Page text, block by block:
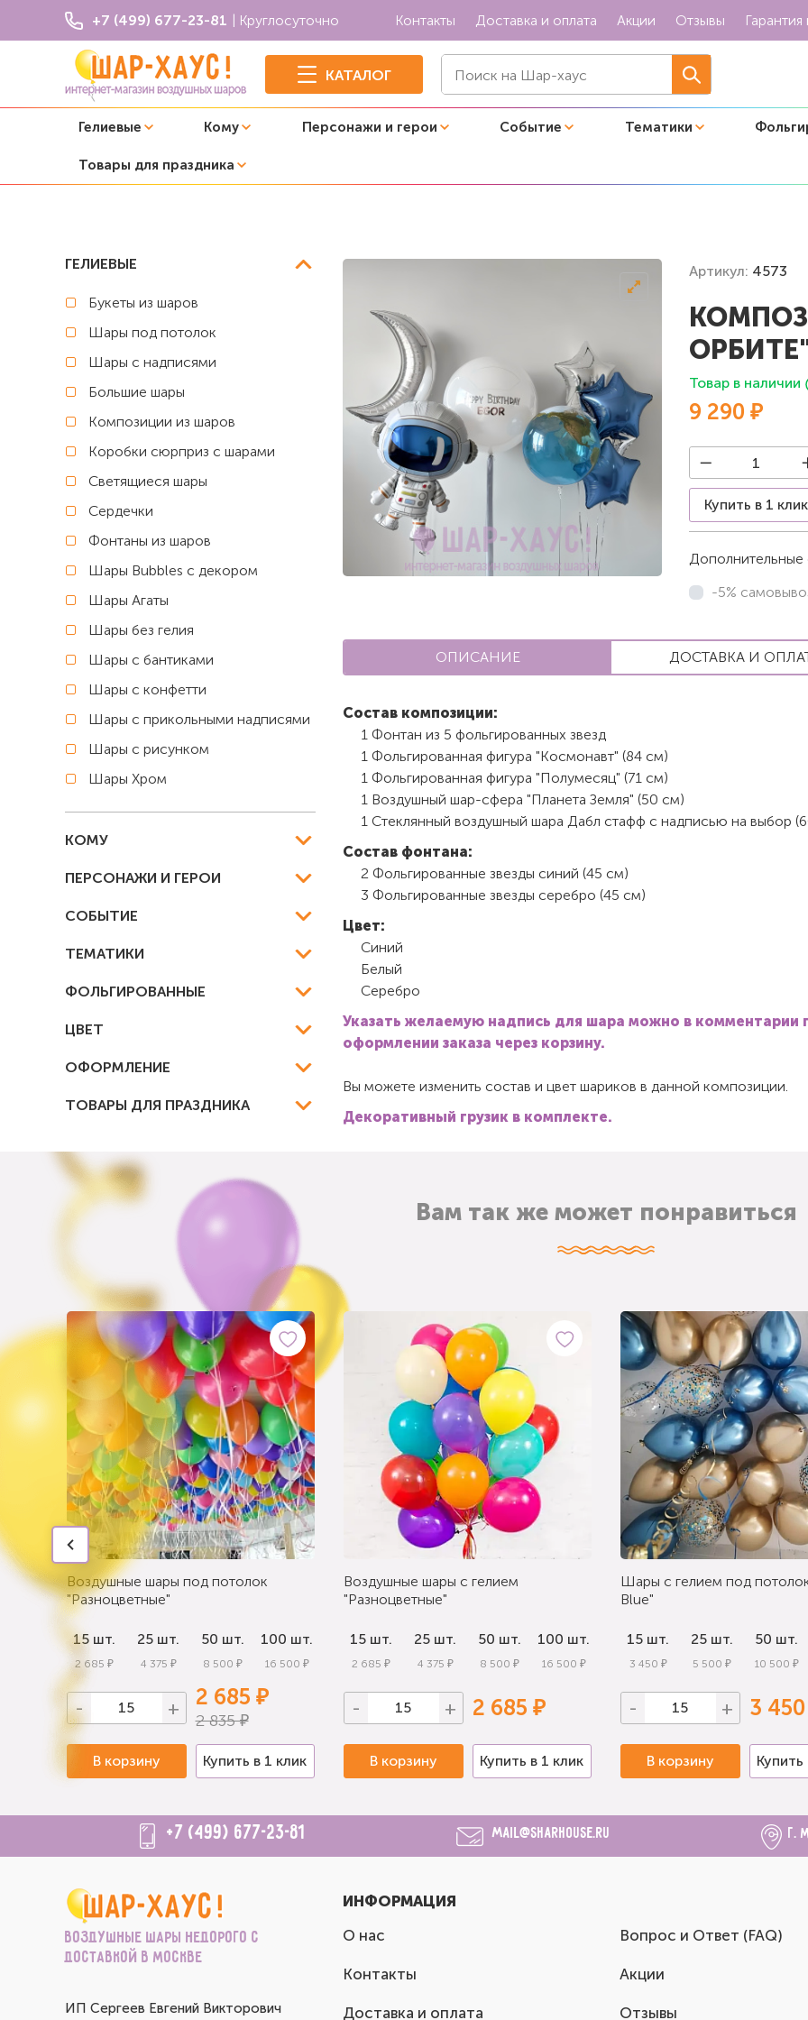
+7 (499) 677-23-81 | Круглосуточно Контакты Доставка и оплата Акции Отзывы
КАТАЛОГ
Гелиевые Кому Персонажи и герои Событие Тематики
Товары для праздника
Космос Композиция из шаров "На орбите"
ГЕЛИЕВЫЕ
Букеты из шаров
Шары под потолок
Шары с надписями
Большие шары
Композиции из шаров
Коробки сюрприз с шарами
Светящиеся шары
Сердечки
Фонтаны из шаров
Шары Bubbles с декором
Шары Агаты
Шары без гелия
Шары с бантиками
Шары с конфетти
Шары с прикольными надписями
Шары с рисунком
Шары Хром
КОМУ
ПЕРСОНАЖИ И ГЕРОИ
СОБЫТИЕ
ТЕМАТИКИ
ФОЛЬГИРОВАННЫЕ
ЦВЕТ
ОФОРМЛЕНИЕ
ТОВАРЫ ДЛЯ ПРАЗДНИКА
Артикул: 4573
Товар в наличии
9 290 ₽
Купить в 1 клик
Дополнительные
-5%
ОПИСАНИЕ ДОСТАВКА И
Состав композиции:
1 Фонтан из 5 фольгированных звезд
1 Фольгированная фигура "Космонавт" (84 см)
1 Фольгированная фигура "Полумесяц" (71 см)
1 Воздушный шар-сфера "Планета Земля" (50 см)
1 Стеклянный воздушный шара Дабл стафф с надписью на выбор
Состав фонтана:
2 Фольгированные звезды синий (45 см)
3 Фольгированные звезды серебро (45 см)
Цвет:
Синий
Белый
Серебро
Указать желаемую надпись для шара можно в комментарии
оформлении заказа через корзину.
Вы можете изменить состав и цвет шариков в данной композиции.
Декоративный грузик в комплекте.
Вам так же может понравиться
Воздушные шары под потолок
"Разноцветные"
15 шт.
2 685 ₽
25 шт.
4 375 ₽
50 шт.
8 500 ₽
100 шт.
16 500 ₽
- + 2 685 ₽
2 835 ₽
В корзину Купить в 1 клик
Воздушные шары с гелием
"Разноцветные"
15 шт.
2 685 ₽
25 шт.
4 375 ₽
50 шт.
8 500 ₽
100 шт.
16 500 ₽
- + 2 685 ₽
В корзину Купить в 1 клик
Шары с гелием под
Blue"
15 шт.
3 450 ₽
25 шт.
5 500 ₽
50 шт.
10 500 ₽
- + 3
В корзину Купить
+7 (499) 677-23-81 mail@sharhouse.ru г.
Воздушные шары недорого с
доставкой в Москве
ИП Сергеев Евгений Викторович
ИНФОРМАЦИЯ
О нас
Контакты
Доставка и оплата
Вопрос и Ответ (FAQ)
Акции
Отзывы